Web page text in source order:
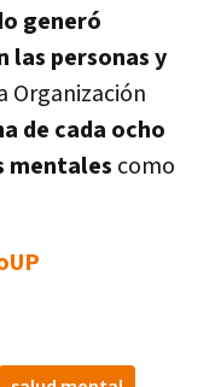
generó
las personas y
Organización
de cada ocho
mentales como